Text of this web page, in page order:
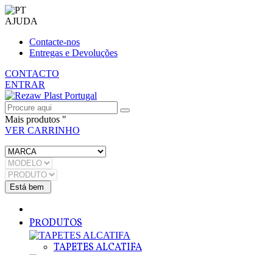
AJUDA
Contacte-nos
Entregas e Devoluções
CONTACTO
ENTRAR
Mais produtos "
VER CARRINHO
PRODUTOS
TAPETES ALCATIFA